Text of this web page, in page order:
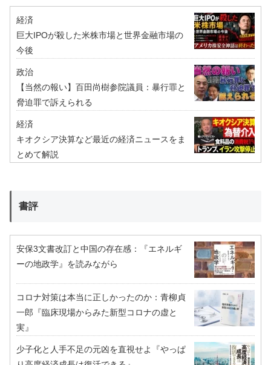
経済
巨大IPOが殺した米株市場と世界金融市場の
今後
政治
【当然の報い】百田尚樹参院議員：暴行罪と
脅迫罪で訴えられる
経済
キオクシア決算など最近の経済ニュースをま
とめて解説
書評
安保3文書改訂と中国の存在感：『エネルギ
ーの地政学』を読みながら
コロナ対策は本当に正しかったのか：青柳貞
一郎『臨床現場からみた新型コロナの虚と
実』
少子化と人手不足の元凶を直視せよ『やっぱ